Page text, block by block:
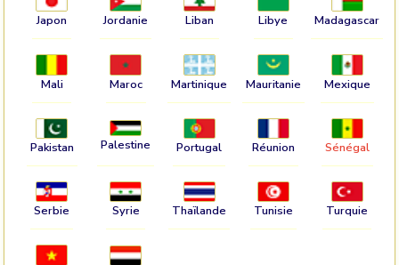
Japon Jordanie Liban Libye Madagascar
Mali Maroc Martinique Mauritanie Mexique
Pakistan Palestine Portugal Réunion Sénégal
Serbie Syrie Thaïlande Tunisie Turquie